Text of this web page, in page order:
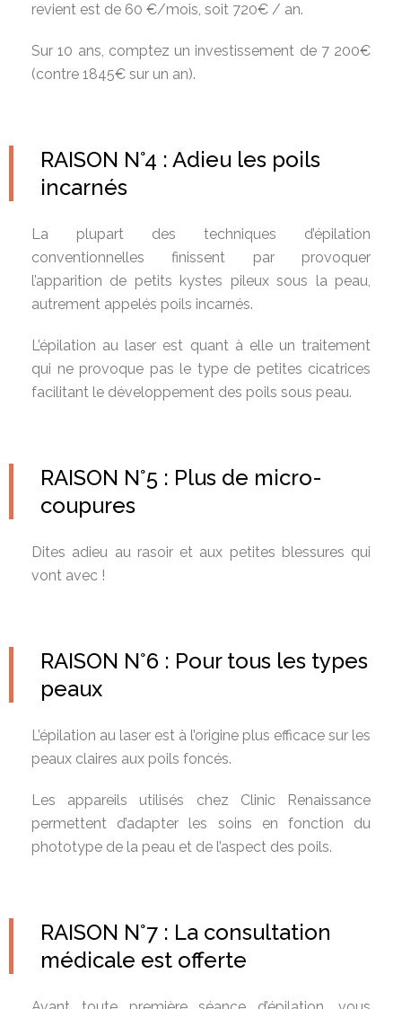
revient est de 60 €/mois, soit 720€ / an.
Sur 10 ans, comptez un investissement de 7 200€
(contre 1845€ sur un an).
RAISON N°4 : Adieu les poils
incarnés
La plupart des techniques d’épilation
conventionnelles finissent par provoquer
l’apparition de petits kystes pileux sous la peau,
autrement appelés poils incarnés.
L’épilation au laser est quant à elle un traitement
qui ne provoque pas le type de petites cicatrices
facilitant le développement des poils sous peau.
RAISON N°5 : Plus de micro-
coupures
Dites adieu au rasoir et aux petites blessures qui
vont avec !
RAISON N°6 : Pour tous les types
peaux
L’épilation au laser est à l’origine plus efficace sur les
peaux claires aux poils foncés.
Les appareils utilisés chez Clinic Renaissance
permettent d’adapter les soins en fonction du
phototype de la peau et de l’aspect des poils.
RAISON N°7 : La consultation
médicale est offerte